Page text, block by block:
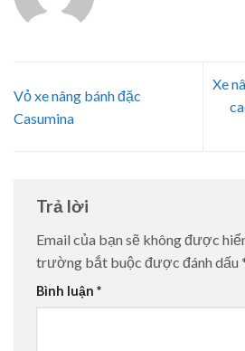
Vỏ xe nâng bánh đặc
Casumina
Xe
Trả lời
Email của bạn sẽ không được
trường bắt buộc được đánh dấu
Bình luận *